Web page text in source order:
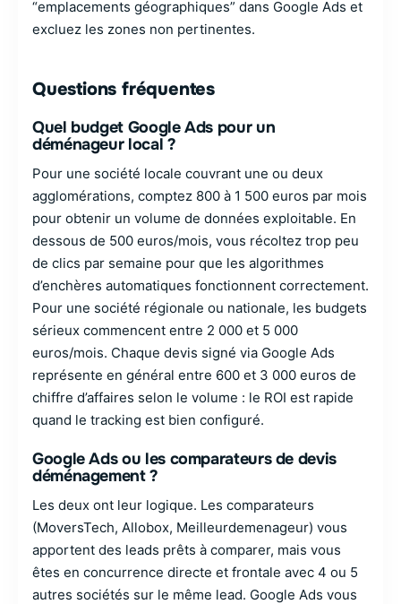
“emplacements géographiques” dans Google Ads et
excluez les zones non pertinentes.
Questions fréquentes
Quel budget Google Ads pour un
déménageur local ?
Pour une société locale couvrant une ou deux
agglomérations, comptez 800 à 1 500 euros par mois
pour obtenir un volume de données exploitable. En
dessous de 500 euros/mois, vous récoltez trop peu
de clics par semaine pour que les algorithmes
d’enchères automatiques fonctionnent correctement.
Pour une société régionale ou nationale, les budgets
sérieux commencent entre 2 000 et 5 000
euros/mois. Chaque devis signé via Google Ads
représente en général entre 600 et 3 000 euros de
chiffre d’affaires selon le volume : le ROI est rapide
quand le tracking est bien configuré.
Google Ads ou les comparateurs de devis
déménagement ?
Les deux ont leur logique. Les comparateurs
(MoversTech, Allobox, Meilleurdemenageur) vous
apportent des leads prêts à comparer, mais vous
êtes en concurrence directe et frontale avec 4 ou 5
autres sociétés sur le même lead. Google Ads vous